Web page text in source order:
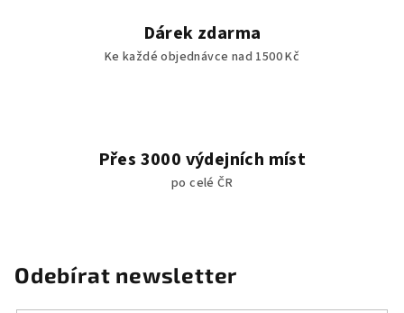
Dárek zdarma
Ke každé objednávce nad 1500 Kč
Přes 3000 výdejních míst
po celé ČR
Odebírat newsletter